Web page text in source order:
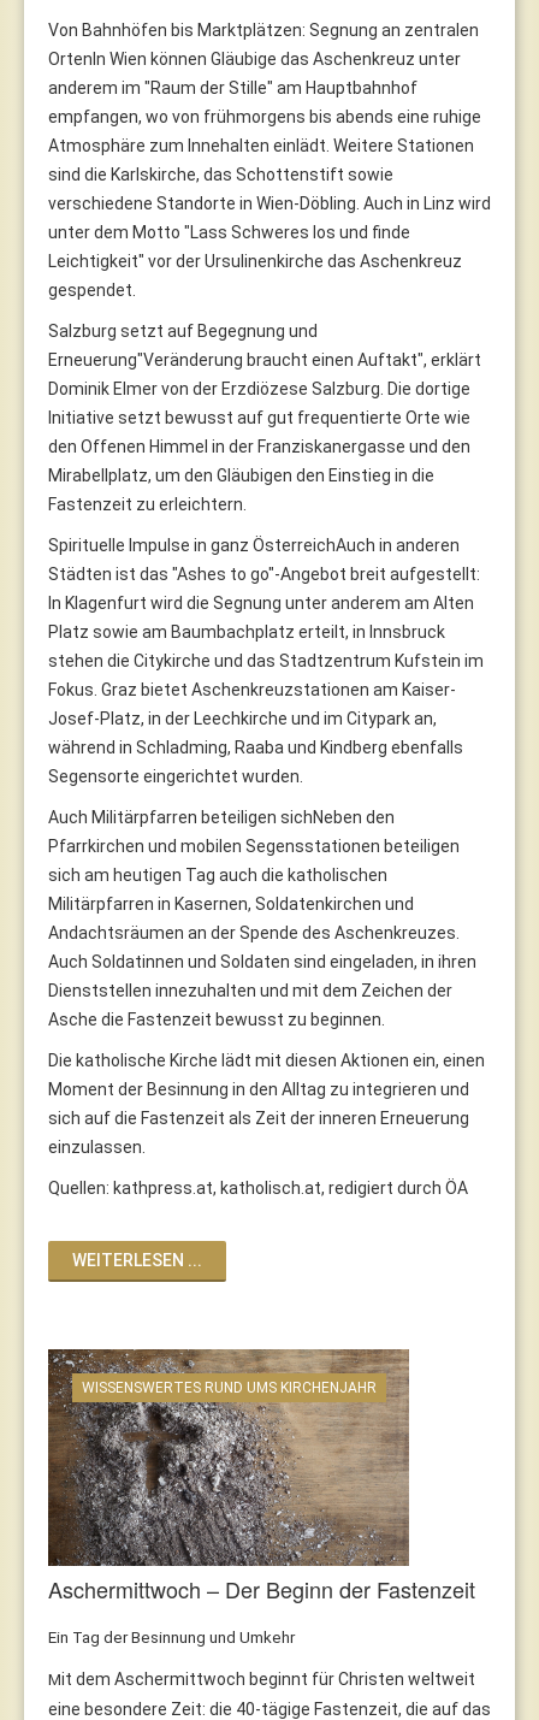
Von Bahnhöfen bis Marktplätzen: Segnung an zentralen
OrtenIn Wien können Gläubige das Aschenkreuz unter
anderem im "Raum der Stille" am Hauptbahnhof
empfangen, wo von frühmorgens bis abends eine ruhige
Atmosphäre zum Innehalten einlädt. Weitere Stationen
sind die Karlskirche, das Schottenstift sowie
verschiedene Standorte in Wien-Döbling. Auch in Linz wird
unter dem Motto "Lass Schweres los und finde
Leichtigkeit" vor der Ursulinenkirche das Aschenkreuz
gespendet.
Salzburg setzt auf Begegnung und
Erneuerung"Veränderung braucht einen Auftakt", erklärt
Dominik Elmer von der Erzdiözese Salzburg. Die dortige
Initiative setzt bewusst auf gut frequentierte Orte wie
den Offenen Himmel in der Franziskanergasse und den
Mirabellplatz, um den Gläubigen den Einstieg in die
Fastenzeit zu erleichtern.
Spirituelle Impulse in ganz ÖsterreichAuch in anderen
Städten ist das "Ashes to go"-Angebot breit aufgestellt:
In Klagenfurt wird die Segnung unter anderem am Alten
Platz sowie am Baumbachplatz erteilt, in Innsbruck
stehen die Citykirche und das Stadtzentrum Kufstein im
Fokus. Graz bietet Aschenkreuzstationen am Kaiser-
Josef-Platz, in der Leechkirche und im Citypark an,
während in Schladming, Raaba und Kindberg ebenfalls
Segensorte eingerichtet wurden.
Auch Militärpfarren beteiligen sichNeben den
Pfarrkirchen und mobilen Segensstationen beteiligen
sich am heutigen Tag auch die katholischen
Militärpfarren in Kasernen, Soldatenkirchen und
Andachtsräumen an der Spende des Aschenkreuzes.
Auch Soldatinnen und Soldaten sind eingeladen, in ihren
Dienststellen innezuhalten und mit dem Zeichen der
Asche die Fastenzeit bewusst zu beginnen.
Die katholische Kirche lädt mit diesen Aktionen ein, einen
Moment der Besinnung in den Alltag zu integrieren und
sich auf die Fastenzeit als Zeit der inneren Erneuerung
einzulassen.
Quellen: kathpress.at, katholisch.at, redigiert durch ÖA
WEITERLESEN ...
WISSENSWERTES RUND UMS KIRCHENJAHR
Aschermittwoch – Der Beginn der Fastenzeit
Ein Tag der Besinnung und Umkehr
Mit dem Aschermittwoch beginnt für Christen weltweit
eine besondere Zeit: die 40-tägige Fastenzeit, die auf das